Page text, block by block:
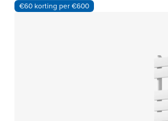
€60 korting per €600